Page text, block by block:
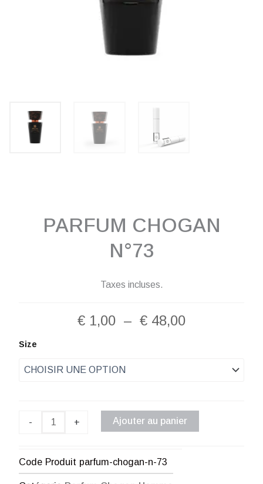
PARFUM CHOGAN
N°73
Taxes incluses.
€ 1,00 – € 48,00Plage
à
€ 48,00
Size
-
quantité
Chogan
+ Ajouter au panier
Code Produit parfum-chogan-n-73